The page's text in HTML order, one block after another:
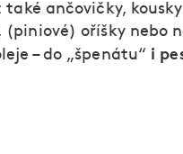
ančovičky,
oříšky nebo
– do „špenátu“ i